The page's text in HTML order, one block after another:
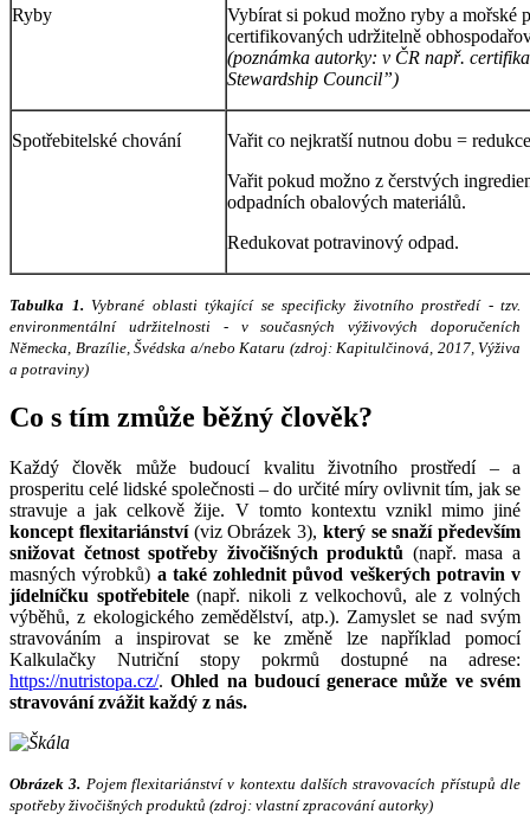
Ryby
Vybírat si pokud možno ryby a mořské
certifikovaných udržitelně
(poznámka autorky: v ČR např.
Stewardship Council”)
Spotřebitelské chování
Vařit co nejkratší nutnou dobu =
Vařit pokud možno z čerstvých
odpadních obalových materiálů.
Redukovat potravinový odpad.
Tabulka 1. Vybrané oblasti týkající se specificky životního prostředí - tzv.
environmentální udržitelnosti - v současných výživových doporučeních
Německa, Brazílie, Švédska a/nebo Kataru (zdroj: Kapitulčinová, 2017, Výživa
a potraviny)
Co s tím zmůže běžný člověk?
Každý člověk může budoucí kvalitu životního prostředí – a
prosperitu celé lidské společnosti – do určité míry ovlivnit tím, jak se
stravuje a jak celkově žije. V tomto kontextu vznikl mimo jiné
koncept flexitariánství(viz Obrázek 3), který se snaží především
snižovat četnost spotřeby živočišných produktů (např. masa a
masných výrobků) a také zohlednit původ veškerých potravin v
jídelníčku spotřebitele(např. nikoli z velkochovů, ale z volných
výběhů, z ekologického zemědělství, atp.). Zamyslet se nad svým
stravováním a inspirovat se ke změně lze například pomocí
Kalkulačky Nutriční stopy pokrmů dostupné na adrese:
https://nutristopa.cz/.Ohled na budoucí generace může ve svém
stravování zvážit každý z nás.
Obrázek 3. Pojem flexitariánství v kontextu dalších stravovacích přístupů dle
spotřeby živočišných produktů (zdroj: vlastní zpracování autorky)